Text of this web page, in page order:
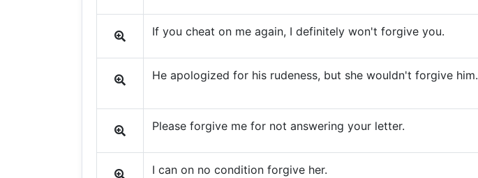
If you cheat on me again, I definitely won't forgive you.
He apologized for his rudeness, but she wouldn't forgive him.
Please forgive me for not answering your letter.
I can on no condition forgive her.